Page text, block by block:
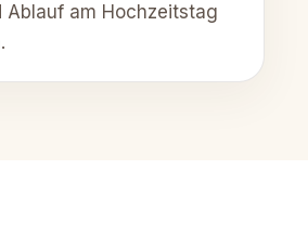
Ablauf am Hochzeitstag